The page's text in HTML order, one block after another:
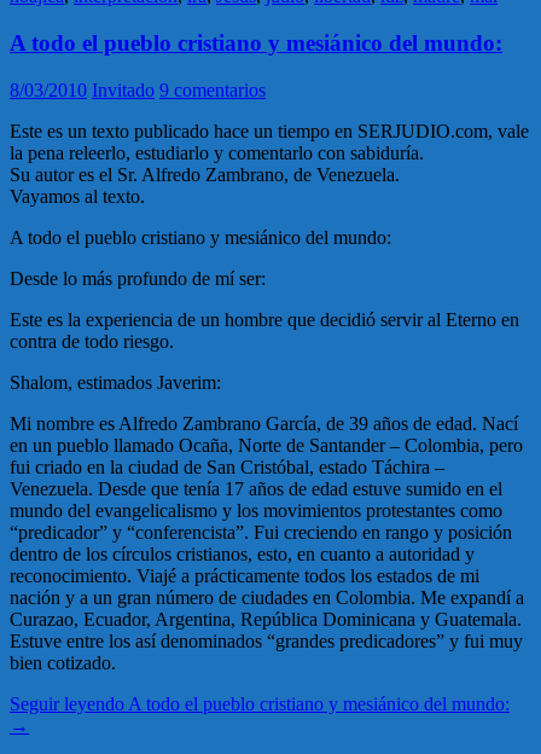
A todo el pueblo cristiano y mesiánico del mundo:
8/03/2010 Invitado 9 comentarios
Este es un texto publicado hace un tiempo en SERJUDIO.com, vale
la pena releerlo, estudiarlo y comentarlo con sabiduría.
Su autor es el Sr. Alfredo Zambrano, de Venezuela.
Vayamos al texto.
A todo el pueblo cristiano y mesiánico del mundo:
Desde lo más profundo de mí ser:
Este es la experiencia de un hombre que decidió servir al Eterno en
contra de todo riesgo.
Shalom, estimados Javerim:
Mi nombre es Alfredo Zambrano García, de 39 años de edad. Nací
en un pueblo llamado Ocaña, Norte de Santander – Colombia, pero
fui criado en la ciudad de San Cristóbal, estado Táchira –
Venezuela. Desde que tenía 17 años de edad estuve sumido en el
mundo del evangelicalismo y los movimientos protestantes como
“predicador” y “conferencista”. Fui creciendo en rango y posición
dentro de los círculos cristianos, esto, en cuanto a autoridad y
reconocimiento. Viajé a prácticamente todos los estados de mi
nación y a un gran número de ciudades en Colombia. Me expandí a
Curazao, Ecuador, Argentina, República Dominicana y Guatemala.
Estuve entre los así denominados “grandes predicadores” y fui muy
bien cotizado.
Seguir leyendo A todo el pueblo cristiano y mesiánico del mundo:
→